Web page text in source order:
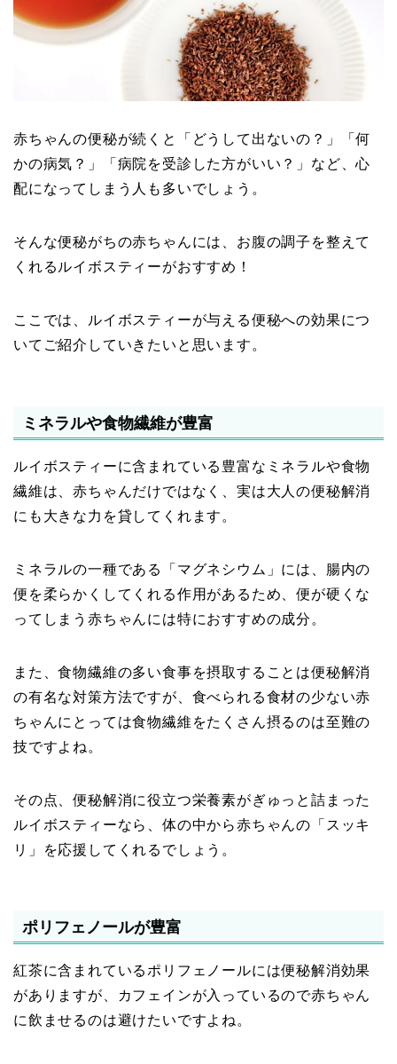
赤ちゃんの便秘が続くと「どうして出ないの？」「何
かの病気？」「病院を受診した方がいい？」など、心
配になってしまう人も多いでしょう。
そんな便秘がちの赤ちゃんには、お腹の調子を整えて
くれるルイボスティーがおすすめ！
ここでは、ルイボスティーが与える便秘への効果につ
いてご紹介していきたいと思います。
ミネラルや食物繊維が豊富
ルイボスティーに含まれている豊富なミネラルや食物
繊維は、赤ちゃんだけではなく、実は大人の便秘解消
にも大きな力を貸してくれます。
ミネラルの一種である「マグネシウム」には、腸内の
便を柔らかくしてくれる作用があるため、便が硬くな
ってしまう赤ちゃんには特におすすめの成分。
また、食物繊維の多い食事を摂取することは便秘解消
の有名な対策方法ですが、食べられる食材の少ない赤
ちゃんにとっては食物繊維をたくさん摂るのは至難の
技ですよね。
その点、便秘解消に役立つ栄養素がぎゅっと詰まった
ルイボスティーなら、体の中から赤ちゃんの「スッキ
リ」を応援してくれるでしょう。
ポリフェノールが豊富
紅茶に含まれているポリフェノールには便秘解消効果
がありますが、カフェインが入っているので赤ちゃん
に飲ませるのは避けたいですよね。